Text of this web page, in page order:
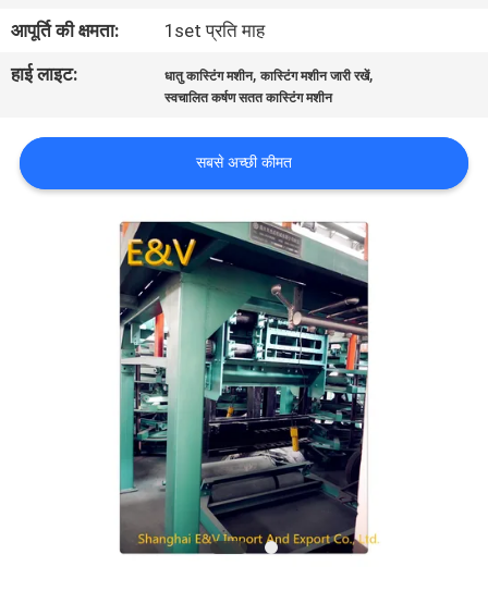
गुणवत्ता
नियंत्रण
संपर्क
करें
आपूर्ति की क्षमता:
1set प्रति माह
हाई लाइट:
धातु कास्टिंग मशीन,कास्टिंग मशीन जारी रखें,
स्वचालित कर्षण सतत कास्टिंग मशीन
सबसे अच्छी कीमत